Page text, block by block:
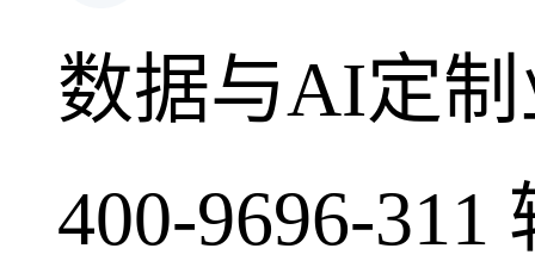
数据与AI定
400-9696-311